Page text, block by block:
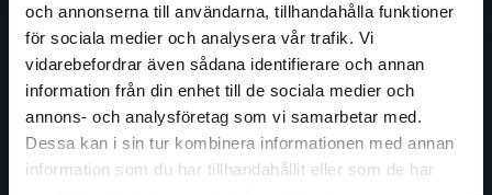
och annonserna till användarna, tillhandahålla funktioner
för sociala medier och analysera vår trafik. Vi
vidarebefordrar även sådana identifierare och annan
information från din enhet till de sociala medier och
annons- och analysföretag som vi samarbetar med.
Dessa kan i sin tur kombinera informationen med annan
information som du har tillhandahållit eller som de har
Begränsad fraktregion
Det verkar som att du besöker
Kontakta oss
Kontakta oss
046-31 20 00
Postadress:
Box 141